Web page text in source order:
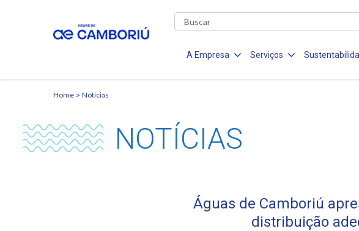
A Empresa Serviços
Home Notícias
NOTÍCIAS
Águas de Camboriú
distribuição